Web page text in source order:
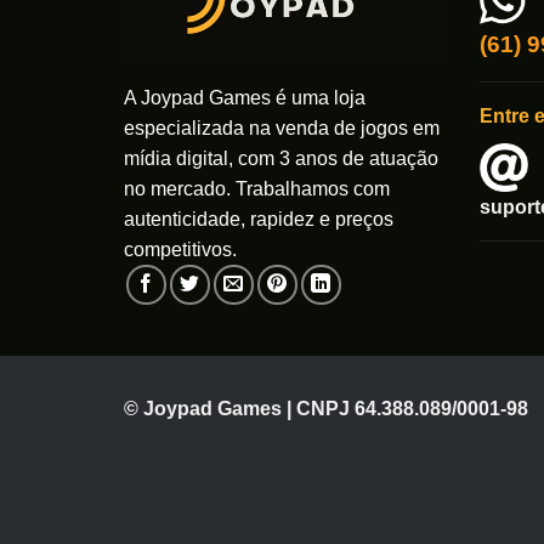
A Joypad Games é uma loja
especializada na venda de jogos em
mídia digital, com 3 anos de atuação
no mercado. Trabalhamos com
autenticidade, rapidez e preços
competitivos.
(61)
Entre
© Joypad Games | CNPJ 64.388.089/0001-98